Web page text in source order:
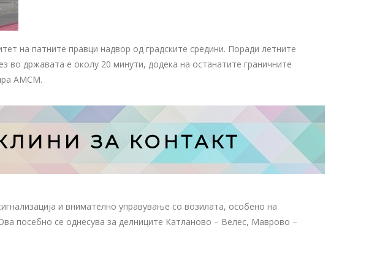
на патните правци надвор од градските средини. Поради летните
државата е околу 20 минути, додека на останатите граничните
АМСМ.
ЗА КОНТАКТ
и внимателно управување со возилата, особено на
посебно се однесува за делниците Катланово – Велес, Маврово –